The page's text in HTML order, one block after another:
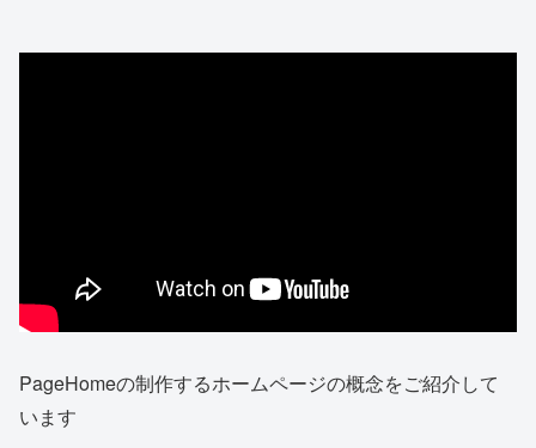
PageHomeの制作するホームページの概念をご紹介して
います